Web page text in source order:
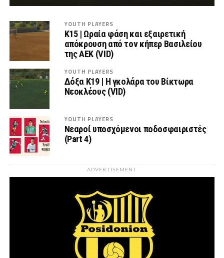
YOUTH PLAYERS
Κ15 | Ωραία φάση και εξαιρετική
απόκρουση από τον κήπερ Βασιλείου
της ΑΕΚ (VID)
YOUTH PLAYERS
Δόξα Κ19 | Η γκολάρα του Βίκτωρα
Νεοκλέους (VID)
YOUTH PLAYERS
Νεαροί υποσχόμενοι ποδοσφαιριστές
(Part 4)
ADVERTISEMENT